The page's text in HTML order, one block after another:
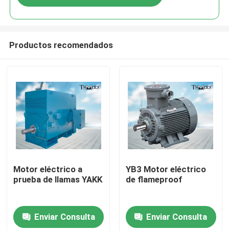
Hogar
Productos
Sobre nosotros
Productos recomendados
Motor eléctrico a
prueba de llamas YAKK
Enviar Consulta
YB3 Motor eléctrico
de flameproof
Enviar Consulta